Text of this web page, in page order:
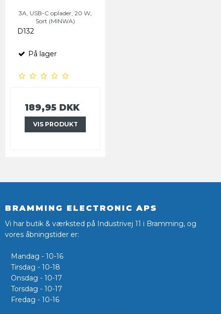
3A, USB-C oplader, 20 W,
Sort (MINWA)
D132
På lager
189,95 DKK
VIS PRODUKT
BRAMMING ELECTRONIC APS
Vi har butik & værksted på Industrivej 11 i Bramming, og
vores åbningstider er:
Mandag - 10-16
Tirsdag - 10-18
Onsdag - 10-17
Torsdag - 10-17
Fredag - 10-16